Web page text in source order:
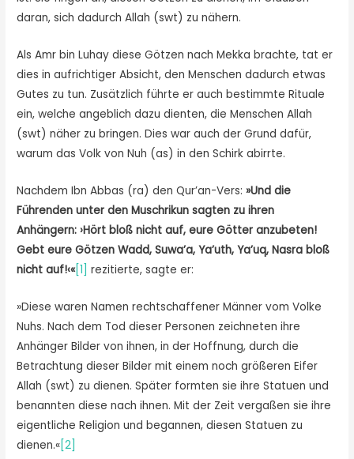
daran, sich dadurch Allah (swt) zu nähern.
Als Amr bin Luhay diese Götzen nach Mekka brachte, tat er
dies in aufrichtiger Absicht, den Menschen dadurch etwas
Gutes zu tun. Zusätzlich führte er auch bestimmte Rituale
ein, welche angeblich dazu dienten, die Menschen Allah
(swt) näher zu bringen. Dies war auch der Grund dafür,
warum das Volk von Nuh (as) in den Schirk abirrte.
Nachdem Ibn Abbas (ra) den Qur’an-Vers:»Und die
Führenden unter den Muschrikun sagten zu ihren
Anhängern: ›Hört bloß nicht auf, eure Götter anzubeten!
Gebt eure Götzen Wadd, Suwa’a, Ya’uth, Ya’uq, Nasra bloß
nicht auf!‹«[1] rezitierte, sagte er:
»Diese waren Namen rechtschaffener Männer vom Volke
Nuhs. Nach dem Tod dieser Personen zeichneten ihre
Anhänger Bilder von ihnen, in der Hoffnung, durch die
Betrachtung dieser Bilder mit einem noch größeren Eifer
Allah (swt) zu dienen. Später formten sie ihre Statuen und
benannten diese nach ihnen. Mit der Zeit vergaßen sie ihre
eigentliche Religion und begannen, diesen Statuen zu
dienen.«[2]